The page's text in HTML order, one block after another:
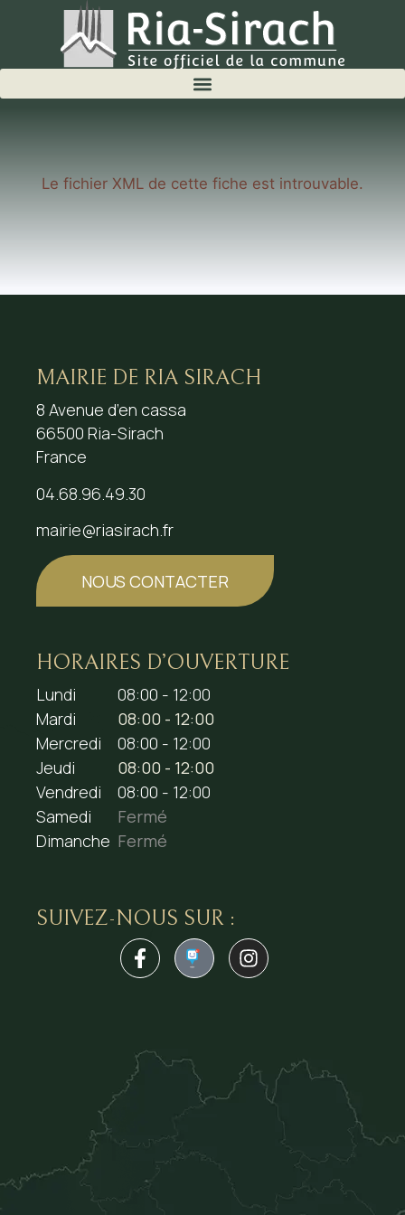
Le fichier XML de cette fiche est introuvable.
MAIRIE DE RIA SIRACH
8 Avenue d’en cassa
66500 Ria-Sirach
France
04.68.96.49.30
mairie@riasirach.fr
NOUS CONTACTER
HORAIRES D’OUVERTURE
Lundi
08:00 - 12:00
Mardi
08:00 - 12:00
Mercredi
08:00 - 12:00
Jeudi
08:00 - 12:00
Vendredi
08:00 - 12:00
Samedi
Fermé
Dimanche Fermé
SUIVEZ-NOUS SUR :
1